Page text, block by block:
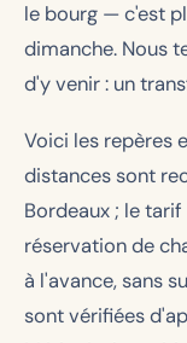
le bourg — c'est
dimanche. Nous
d'y venir : un
Voici les repères
distances sont
Bordeaux ; le
réservation de
à l'avance, sans
sont vérifiées